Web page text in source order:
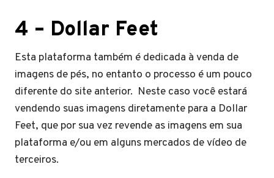
4 – Dollar Feet
Esta plataforma também é dedicada à venda de
imagens de pés, no entanto o processo é um pouco
diferente do site anterior. Neste caso você estará
vendendo suas imagens diretamente para a Dollar
Feet, que por sua vez revende as imagens em sua
plataforma e/ou em alguns mercados de vídeo de
terceiros.